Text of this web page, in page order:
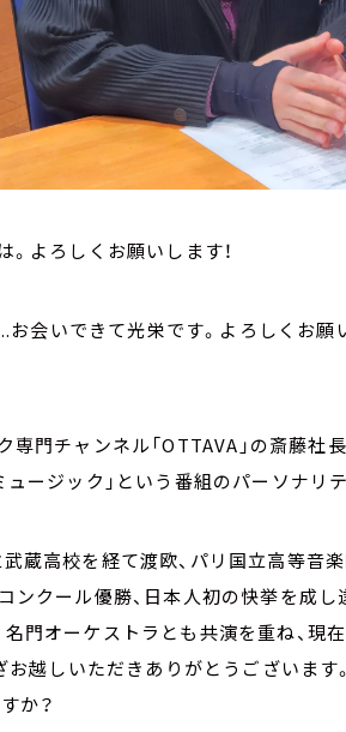
。よろしくお願いします！
お会いできて光栄です。よろしくお
専門チャンネル「OTTAVA」の斎藤社
ュージック」という番組のパーソナリ
蔵高校を経て渡欧、パリ国立高等音
ンクール優勝、日本人初の快挙を成し
門オーケストラとも共演を重ね、現
越しいただきありがとうございます
か？